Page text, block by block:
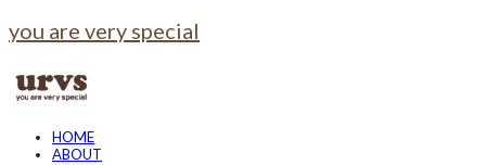
you are very special
HOME
ABOUT